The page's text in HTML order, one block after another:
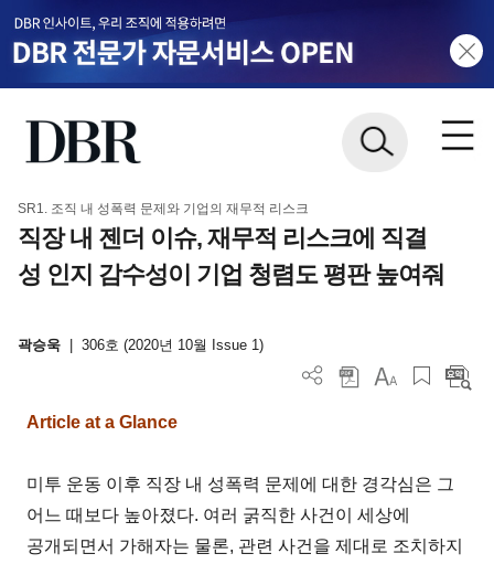
SR1. 조직 내 성폭력 문제와 기업의 재무적 리스크
직장 내 젠더 이슈, 재무적 리스크에 직결
성 인지 감수성이 기업 청렴도 평판 높여줘
곽승욱 306호 (2020년 10월 Issue 1)
Article at a Glance
미투 운동 이후 직장 내 성폭력 문제에 대한 경각심은 그
어느 때보다 높아졌다. 여러 굵직한 사건이 세상에
공개되면서 가해자는 물론, 관련 사건을 제대로 조치하지